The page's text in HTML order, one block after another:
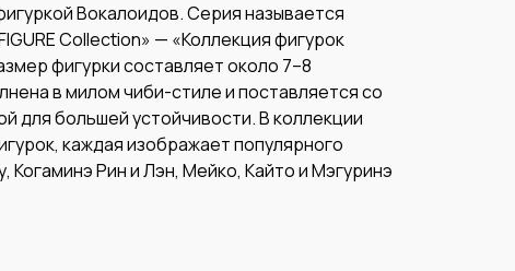
Вокалоидов. Серия называется
Collection» — «Коллекция фигурок
фигурки составляет около 7–8
в милом чиби-стиле и поставляется со
для большей устойчивости. В коллекции
каждая изображает популярного
Когаминэ Рин и Лэн, Мейко, Кайто и Мэгуринэ